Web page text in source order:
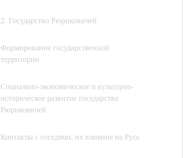
2. Государство Рюриковичей
Формирование государственной
территории
Социально-экономическое и культурно-
историческое развитие государства
Рюриковичей
Контакты с соседями, их влияние на Русь